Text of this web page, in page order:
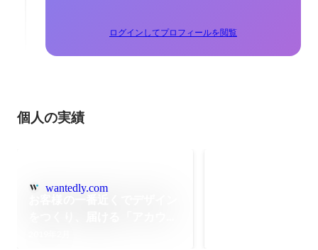
ログインしてプロフィールを閲覧
個人の実績
wantedly.com